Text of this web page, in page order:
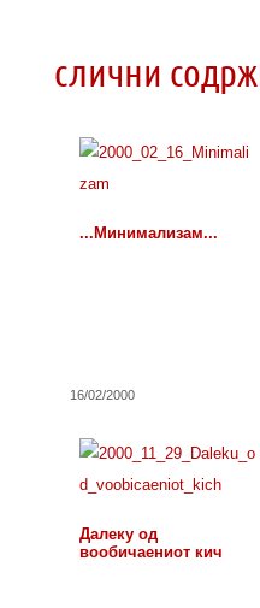
слични
...Минимализам...
16/02/2000
Далеку од
вообичаениот кич